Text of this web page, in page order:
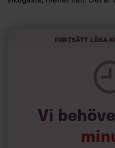
och höjt arbetsglädjen på
Fortsätt läsa
Vi